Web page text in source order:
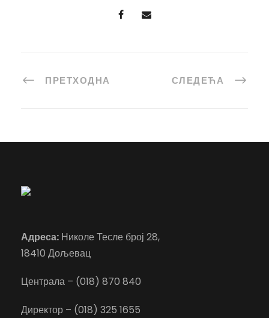
ПРЕТХОДНА СЛЕДЕЋА
Адреса: Николе Тесле број 28,
18410 Дољевац
Централа – (018) 870 840
Директор – (018) 325 1655